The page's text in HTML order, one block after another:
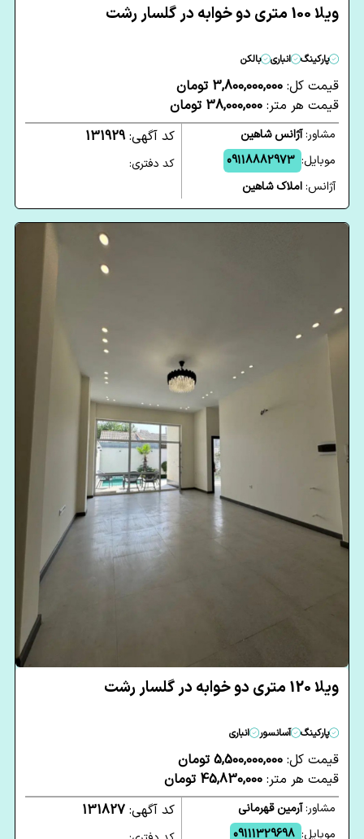
ویلا 100 متری دو خوابه در گلسار رشت
پارکینگ انباری بالکن
قیمت کل: 3,800,000,000 تومان
قیمت هر متر: 38,000,000 تومان
مشاور:آژانس شاهین
موبایل: 09118882973
آژانس:املاک شاهین
کد آگهی:131929
کد دفتری:
ویلا 120 متری دو خوابه در گلسار رشت
پارکینگ آسانسور انباری
قیمت کل: 5,500,000,000 تومان
قیمت هر متر: 45,830,000 تومان
مشاور:آرمین قهرمانی
موبایل: 09111329698
کد آگهی: 131827